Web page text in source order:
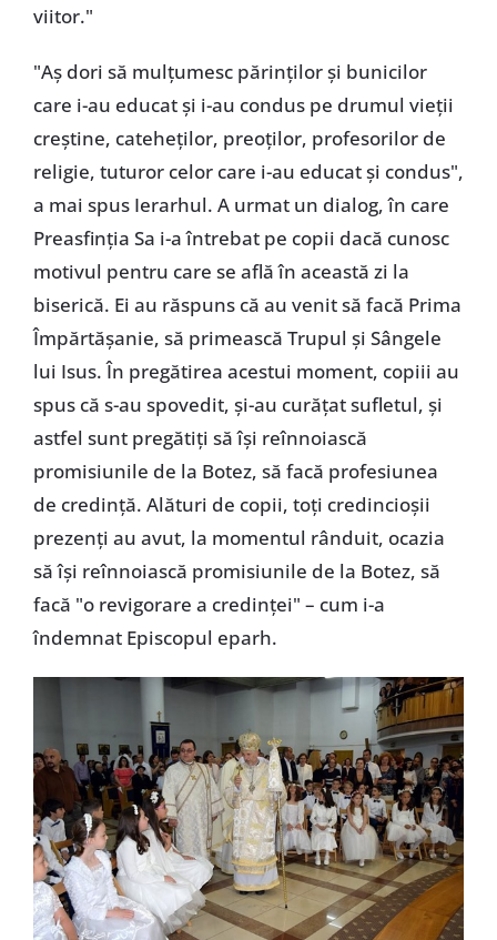
viitor."
"Aș dori să mulțumesc părinților și bunicilor
care i-au educat și i-au condus pe drumul vieții
creștine, cateheților, preoților, profesorilor de
religie, tuturor celor care i-au educat și condus",
a mai spus Ierarhul. A urmat un dialog, în care
Preasfinția Sa i-a întrebat pe copii dacă cunosc
motivul pentru care se află în această zi la
biserică. Ei au răspuns că au venit să facă Prima
Împărtășanie, să primească Trupul și Sângele
lui Isus. În pregătirea acestui moment, copiii au
spus că s-au spovedit, și-au curățat sufletul, și
astfel sunt pregătiți să își reînnoiască
promisiunile de la Botez, să facă profesiunea
de credință. Alături de copii, toți credincioșii
prezenți au avut, la momentul rânduit, ocazia
să își reînnoiască promisiunile de la Botez, să
facă "o revigorare a credinței" – cum i-a
îndemnat Episcopul eparh.